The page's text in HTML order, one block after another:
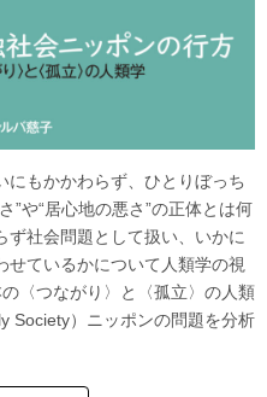
もかかわらず、ひとりぼっち
”や“居心地の悪さ”の正体とは何
社会問題として扱い、いかに
ているかについて人類学の視
〈つながり〉と〈孤立〉の人類
Society）ニッポンの問題を分析